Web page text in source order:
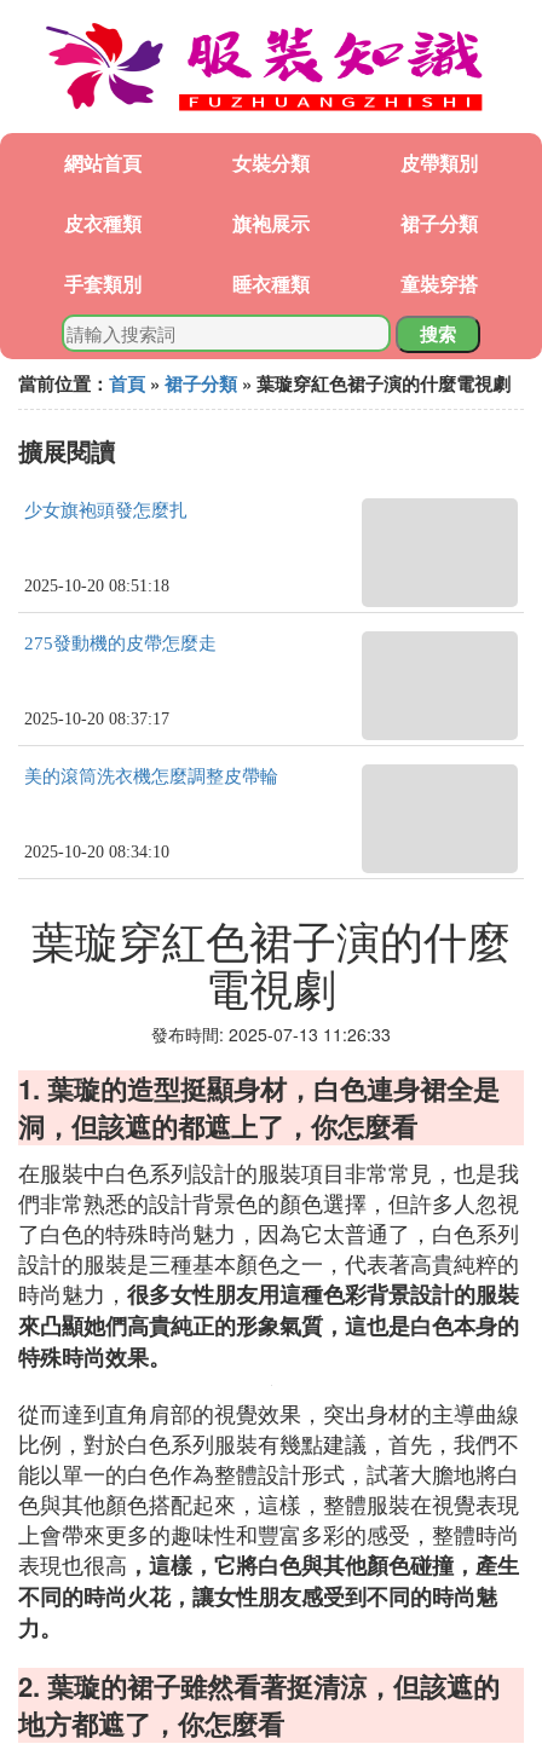
網站首頁 女裝分類 皮帶類別
皮衣種類 旗袍展示 裙子分類
手套類別 睡衣種類 童裝穿搭
搜索
當前位置： 首頁 » 裙子分類 » 葉璇穿紅色裙子演的什麼電視劇
擴展閱讀
少女旗袍頭發怎麼扎
2025-10-20 08:51:18
275發動機的皮帶怎麼走
2025-10-20 08:37:17
美的滾筒洗衣機怎麼調整皮帶輪
2025-10-20 08:34:10
葉璇穿紅色裙子演的什麼
電視劇
發布時間: 2025-07-13 11:26:33
1. 葉璇的造型挺顯身材，白色連身裙全是
洞，但該遮的都遮上了，你怎麼看
在服裝中白色系列設計的服裝項目非常常見，也是我
們非常熟悉的設計背景色的顏色選擇，但許多人忽視
了白色的特殊時尚魅力，因為它太普通了，白色系列
設計的服裝是三種基本顏色之一，代表著高貴純粹的
時尚魅力， 很多女性朋友用這種色彩背景設計的服裝
來凸顯她們高貴純正的形象氣質，這也是白色本身的
特殊時尚效果。
從而達到直角肩部的視覺效果，突出身材的主導曲線
比例，對於白色系列服裝有幾點建議，首先，我們不
能以單一的白色作為整體設計形式，試著大膽地將白
色與其他顏色搭配起來，這樣，整體服裝在視覺表現
上會帶來更多的趣味性和豐富多彩的感受，整體時尚
表現也很高 ，這樣，它將白色與其他顏色碰撞，產生
不同的時尚火花，讓女性朋友感受到不同的時尚魅
力。
2. 葉璇的裙子雖然看著挺清涼，但該遮的
地方都遮了，你怎麼看